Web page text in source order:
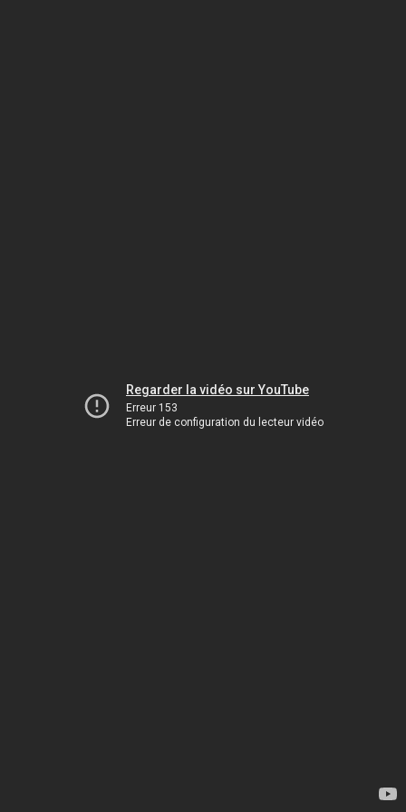
Regarder la vidéo sur YouTube
Erreur 153
Erreur de configuration du lecteur vidéo